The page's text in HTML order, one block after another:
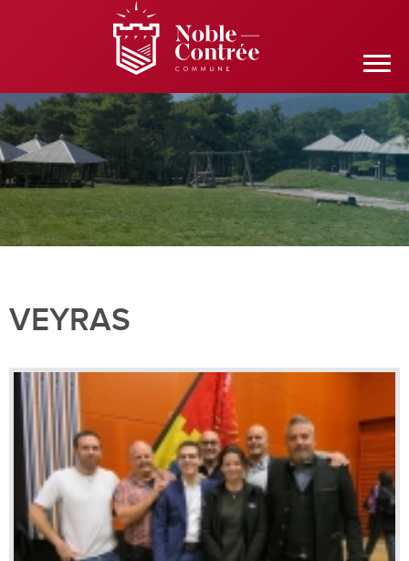
VEYRAS